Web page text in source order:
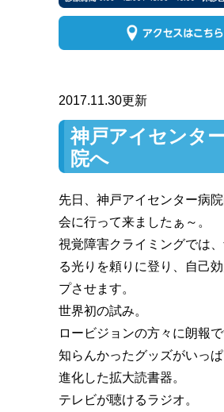
2017.11.30更新
神戸アイセンタ
院へ
先日、神戸アイセンター病
会に行って来ましたぁ～。
視覚障害クライミングでは
る光りを頼りに登り、自己
プさせます。
世界初の試み。
ロービジョンの方々に朗報で
知らんかったグッズがいっぱ
進化した拡大読書器。
テレビが聴けるラジオ。